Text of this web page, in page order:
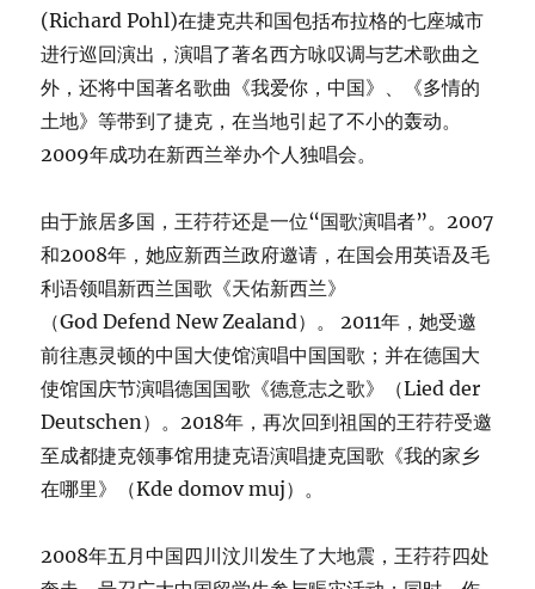
(Richard Pohl)在捷克共和国包括布拉格的七座城市
进行巡回演出，演唱了著名西方咏叹调与艺术歌曲之
外，还将中国著名歌曲《我爱你，中国》、《多情的
土地》等带到了捷克，在当地引起了不小的轰动。
2009年成功在新西兰举办个人独唱会。
由于旅居多国，王荇荇还是一位“国歌演唱者”。2007
和2008年，她应新西兰政府邀请，在国会用英语及毛
利语领唱新西兰国歌《天佑新西兰》
（God Defend New Zealand）。 2011年，她受邀
前往惠灵顿的中国大使馆演唱中国国歌；并在德国大
使馆国庆节演唱德国国歌《德意志之歌》（Lied der
Deutschen）。2018年，再次回到祖国的王荇荇受邀
至成都捷克领事馆用捷克语演唱捷克国歌《我的家乡
在哪里》（Kde domov muj）。
2008年五月中国四川汶川发生了大地震，王荇荇四处